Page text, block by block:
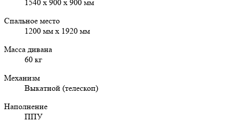
1540 х 900 х 900 мм
Спальное место
1200 мм х 1920 мм
Масса дивана
60 кг
Механизм
Выкатной (телескоп)
Наполнение
ППУ